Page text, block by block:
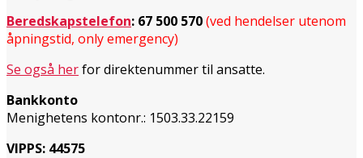
Beredskapstelefon: 67 500 570(ved hendelser utenom
åpningstid, only emergency)
Se også herfor direktenummer til ansatte.
Bankkonto
Menighetens kontonr.: 1503.33.22159
VIPPS: 44575